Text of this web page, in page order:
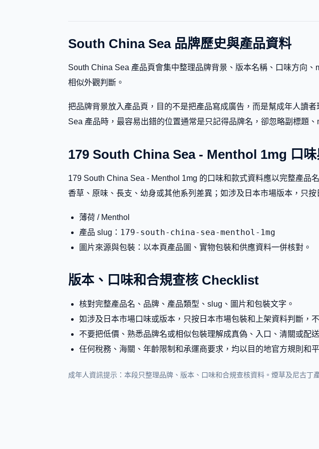
South China Sea 品牌歷史與產品資料
South China Sea 產品頁會集中整理品牌背景、版本名稱、口味方向
相似外觀判斷。
把品牌背景放入產品頁，目的不是把產品寫成廣告，而是幫成年人讀
Sea 產品時，最容易出錯的位置通常是只記得品牌名，卻忽略副標題
179 South China Sea - Menthol 1mg 口
179 South China Sea - Menthol 1mg 的口味和款式資料應以完整產品
香草、原味、長支、幼身或其他系列差異；如涉及日本市場版本，只
薄荷 / Menthol
產品 slug： 179-south-china-sea-menthol-1mg
圖片來源與包裝：以本頁產品圖、實物包裝和供應資料一併核對。
版本、口味和合規查核 Checklist
核對完整產品名、品牌、產品類型、slug、圖片和包裝文字。
如涉及日本市場口味或版本，只按日本市場包裝和上架資料判斷，
不要把低價、熟悉品牌名或相似包裝理解成真偽、入口、清關或配
任何稅務、海關、年齡限制和承運商要求，均以目的地官方規則和
成年人資訊提示：本段只整理品牌、版本、口味和合規查核資料。煙草及尼古丁